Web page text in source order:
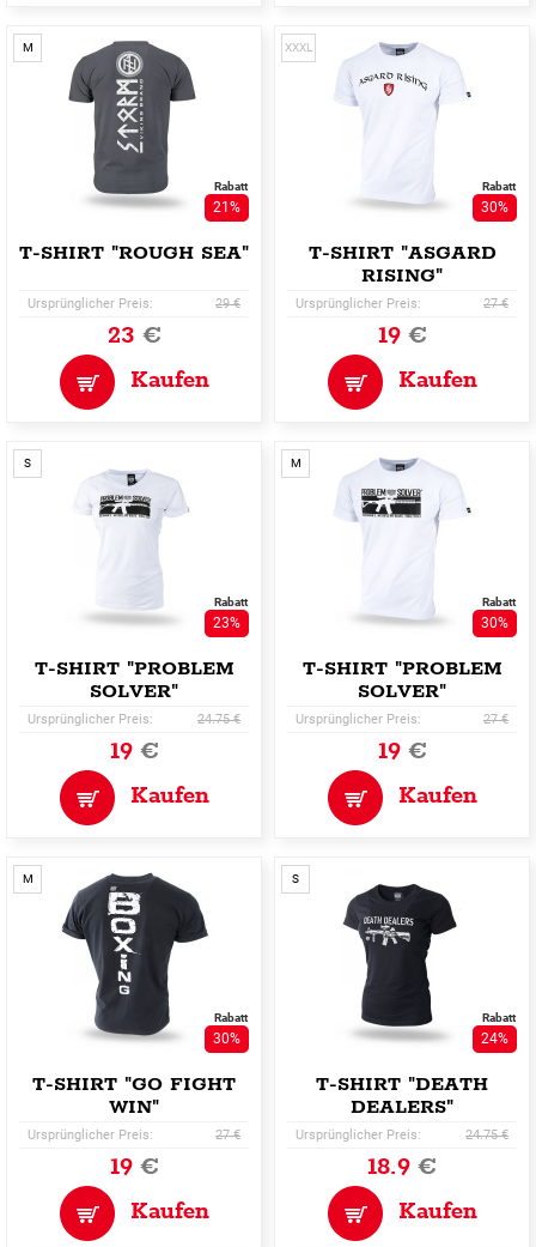
M
Rabatt
21%
T-SHIRT "ROUGH SEA"
Ursprünglicher Preis: 29 €
23€
Kaufen
XXXL
Rabatt
30%
T-SHIRT "ASGARD
RISING"
Ursprünglicher Preis: 27 €
19€
Kaufen
S
Rabatt
23%
T-SHIRT "PROBLEM
SOLVER"
Ursprünglicher Preis: 24.75 €
19€
Kaufen
M
Rabatt
30%
T-SHIRT "PROBLEM
SOLVER"
Ursprünglicher Preis: 27 €
19€
Kaufen
M
Rabatt
30%
T-SHIRT "GO FIGHT
WIN"
Ursprünglicher Preis: 27 €
19€
Kaufen
S
Rabatt
24%
T-SHIRT "DEATH
DEALERS"
Ursprünglicher Preis: 24.75 €
18.9€
Kaufen